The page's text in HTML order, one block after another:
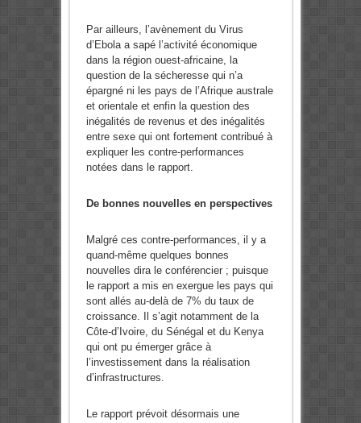
Par ailleurs, l’avènement du Virus
d’Ebola a sapé l’activité économique
dans la région ouest-africaine, la
question de la sécheresse qui n’a
épargné ni les pays de l’Afrique australe
et orientale et enfin la question des
inégalités de revenus et des inégalités
entre sexe qui ont fortement contribué à
expliquer les contre-performances
notées dans le rapport.
De bonnes nouvelles en perspectives
Malgré ces contre-performances, il y a
quand-même quelques bonnes
nouvelles dira le conférencier ; puisque
le rapport a mis en exergue les pays qui
sont allés au-delà de 7% du taux de
croissance. Il s’agit notamment de la
Côte-d’Ivoire, du Sénégal et du Kenya
qui ont pu émerger grâce à
l’investissement dans la réalisation
d’infrastructures.
Le rapport prévoit désormais une